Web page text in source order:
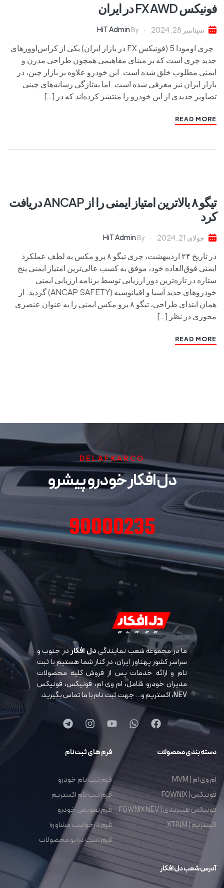
فونیکس FX AWD در ایران
سپتامبر 28, 2024 By
HiT Admin
چری اومودا 5 (فونیکس FX در بازار ایران) یکی از کراس‌اوورهای
جدید چری است که بر مبنای مفاهیمی همچون طراحی مدرن و
ایمنی مطلوب خلق شده است. این خودرو علاوه بر بازار چین، در
بازار ایران نیز معرفی شده است. اما به‌تازگی رسانه‌های چینی
تصاویر جدیدی از این خودرو را منتشر کرده‌اند که در […]
READ MORE
تیگو ۸ بالاترین امتیاز ایمنی را از ANCAP دریافت
کرد
جولای 21, 2024 By
HiT Admin
در تاریخ ۲۴ اردیبهشت، چری تیگو ۸ پرو مکس به لطف عملکرد
ایمنی فوق‌العاده خود، موفق به کسب عالی‌ترین امتیاز ایمنی پنج
ستاره در تازه‌ترین دور ارزیابی توسط برنامه ارزیابی ایمنی
خودروهای جدید آسیا و اقیانوسیه (ANCAP SAFETY) گردید. از
همان ابتدای طراحی، تیگو ۸ پرو مکس ایمنی را به عنوان عنصری
محوری در نظر […]
READ MORE
DELAFKARCO
دل افکار خودرو پیشرو
90000235
ما در مجموعه شعب نمایندگیدل افکاردر جنوب و
سراسر کشور پهناور ایران، در کنار شما هستیم با ثبت
نام و ارائه خدمات پس از فروش کلیه محصولات
مدیران خودرو شامل، ام وی ام، فونیکس، فونیکس
NEV، اکستریم و… جهت ثبت نام با ما تماس بگیرید.
دسته بندی محصولات
ام وی ام | MVM
فونیکس | FOWNIX
فونیکس هیبریدی | FOWNIX NEV
اکستریم | XTRIM
فرم های ثبت نام
فرم ثبت نام خودرو
فرم ثبت نام اکستریم
فرم تعویض خودرو
فرم درخواست مشاوره
فرم تست درایو محصولات
آدرس شعب دل افکار